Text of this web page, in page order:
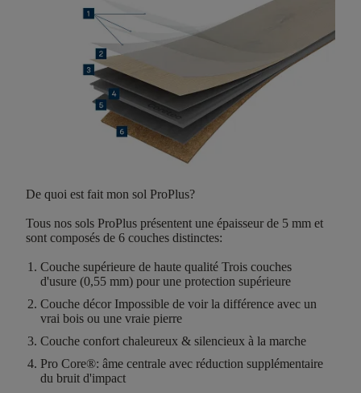
De quoi est fait mon sol ProPlus?
Tous nos sols ProPlus présentent une épaisseur de 5 mm et
sont composés de 6 couches distinctes:
Couche supérieure de haute qualité Trois couches
d'usure (0,55 mm) pour une protection supérieure
Couche décor Impossible de voir la différence avec un
vrai bois ou une vraie pierre
Couche confort chaleureux & silencieux à la marche
Pro Core®: âme centrale avec réduction supplémentaire
du bruit d'impact